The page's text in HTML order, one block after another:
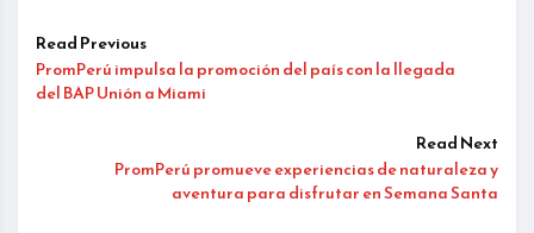
Read Previous
PromPerú impulsa la promoción del país con la llegada
del BAP Unión a Miami
Read Next
PromPerú promueve experiencias de naturaleza y
aventura para disfrutar en Semana Santa